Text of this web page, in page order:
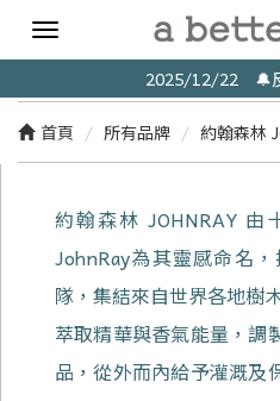
Toggle
navigation
2025/12/22 🔔
首頁 所有品牌 約翰森林
約翰森林 JOHNRAY
JohnRay為其靈感命名
隊，集結來自世界各地樹
萃取精華與香氣能量，調
品，從外而內給予灌溉及